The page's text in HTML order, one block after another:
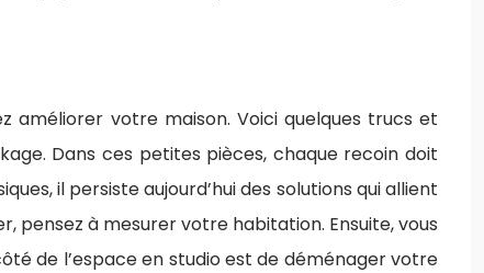
améliorer votre maison. Voici quelques trucs et
Dans ces petites pièces, chaque recoin doit
il persiste aujourd’hui des solutions qui allient
pensez à mesurer votre habitation. Ensuite, vous
de l’espace en studio est de déménager votre